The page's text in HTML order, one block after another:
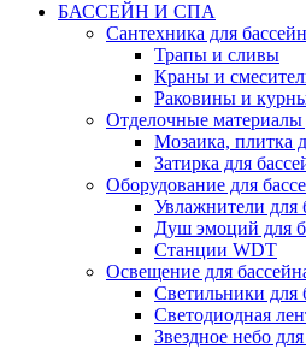
БАССЕЙН И СПА
Сантехника для
Трапы и сливы
Краны и
Раковины и
Отделочные материалы
Мозаика, плитка
Затирка для
Оборудование для
Увлажнители для
Душ эмоций для
Станции WDT
Освещение для
Светильники для
Светодиодная
Звездное небо